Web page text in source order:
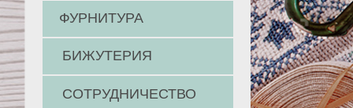
ФУРНИТУРА
БИЖУТЕРИЯ
СОТРУДНИЧЕСТВО